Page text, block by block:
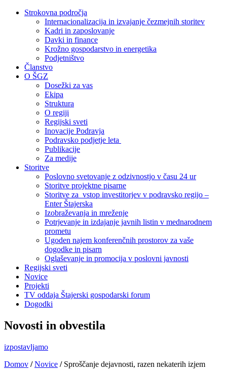
Strokovna področja
Internacionalizacija in izvajanje čezmejnih storitev
Kadri in zaposlovanje
Davki in finance
Krožno gospodarstvo in energetika
Podjetništvo
Članstvo
O ŠGZ
Dosežki za vas
Ekipa
Struktura
O regiji
Regijski sveti
Inovacije Podravja
Podravsko podjetje leta
Publikacije
Za medije
Storitve
Poslovno svetovanje z odzivnostjo v času 24 ur
Storitve projektne pisarne
Storitve za vstop investitorjev v podravsko regijo –
Enter Štajerska
Izobraževanja in mreženje
Potrjevanje in izdajanje javnih listin v mednarodnem
prometu
Ugoden najem konferenčnih prostorov za vaše
dogodke in pisarn
Oglaševanje in promocija v poslovni javnosti
Regijski sveti
Novice
Projekti
TV oddaja Štajerski gospodarski forum
Dogodki
Novosti in obvestila
izpostavljamo
Domov / Novice / Sproščanje dejavnosti, razen nekaterih izjem